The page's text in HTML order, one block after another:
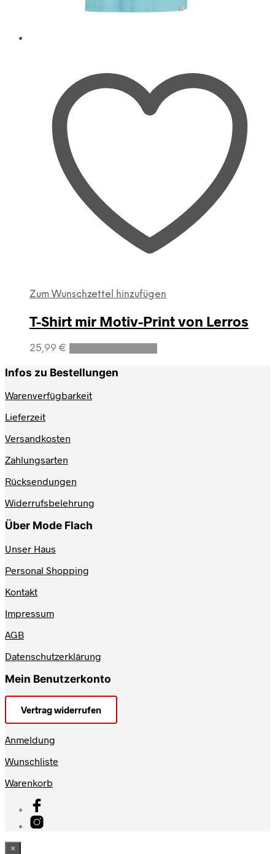
Zum Wunschzettel hinzufügen
T-Shirt mir Motiv-Print von Lerros
25,99 €
Dieses
Infos zu Bestellungen
Warenverfügbarkeit
Lieferzeit
Versandkosten
Zahlungsarten
Rücksendungen
Widerrufsbelehrung
Über Mode Flach
Unser Haus
Personal Shopping
Kontakt
Impressum
AGB
Datenschutzerklärung
Mein Benutzerkonto
Vertrag widerrufen
Anmeldung
Wunschliste
Warenkorb
×